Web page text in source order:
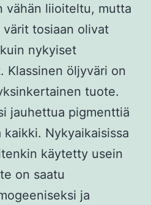
vähän liioiteltu, mutta
tosiaan olivat
nykyiset
Klassinen öljyväri on
tuote.
jauhettua pigmenttiä
Nykyaikaisissa
käytetty usein
on saatu
ja